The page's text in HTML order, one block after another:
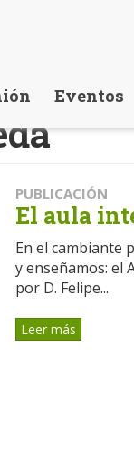
Eventos
PUBLICACIÓN
El aula
En el cambiante
y enseñamos: el
por D. Felipe...
Leer más